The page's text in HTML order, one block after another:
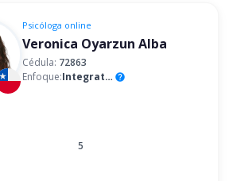
Psicóloga online
Veronica Oyarzun Alba
Cédula: 72863
Enfoque:
Integrativo help
5